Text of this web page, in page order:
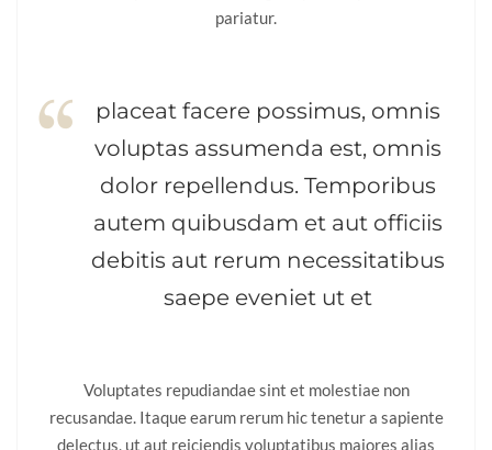
pariatur.
placeat facere possimus, omnis
voluptas assumenda est, omnis
dolor repellendus. Temporibus
autem quibusdam et aut officiis
debitis aut rerum necessitatibus
saepe eveniet ut et
Voluptates repudiandae sint et molestiae non
recusandae. Itaque earum rerum hic tenetur a sapiente
delectus, ut aut reiciendis voluptatibus maiores alias